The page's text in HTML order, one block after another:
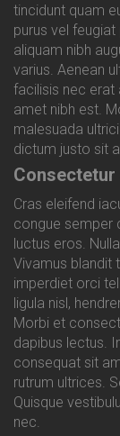
tincidunt quam
purus vel
aliquam nibh
varius. Aenean
facilisis nec erat
amet nibh est.
malesuada
dictum justo sit
Cras eleifend
congue semper
luctus eros.
Vivamus blandit
imperdiet orci
ligula nisl,
Morbi et
dapibus lectus.
consequat sit
rutrum ultrices.
Quisque
nec.